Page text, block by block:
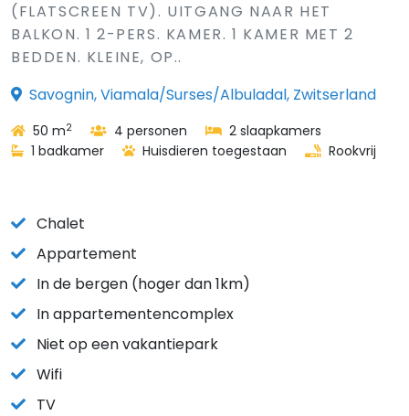
(FLATSCREEN TV). UITGANG NAAR HET
BALKON. 1 2-PERS. KAMER. 1 KAMER MET 2
BEDDEN. KLEINE, OP..
Savognin, Viamala/Surses/Albuladal, Zwitserland
50 m2 4 personen
2 slaapkamers
1 badkamer
Huisdieren toegestaan Rookvrij
Chalet
Appartement
In de bergen (hoger dan 1km)
In appartementencomplex
Niet op een vakantiepark
Wifi
TV